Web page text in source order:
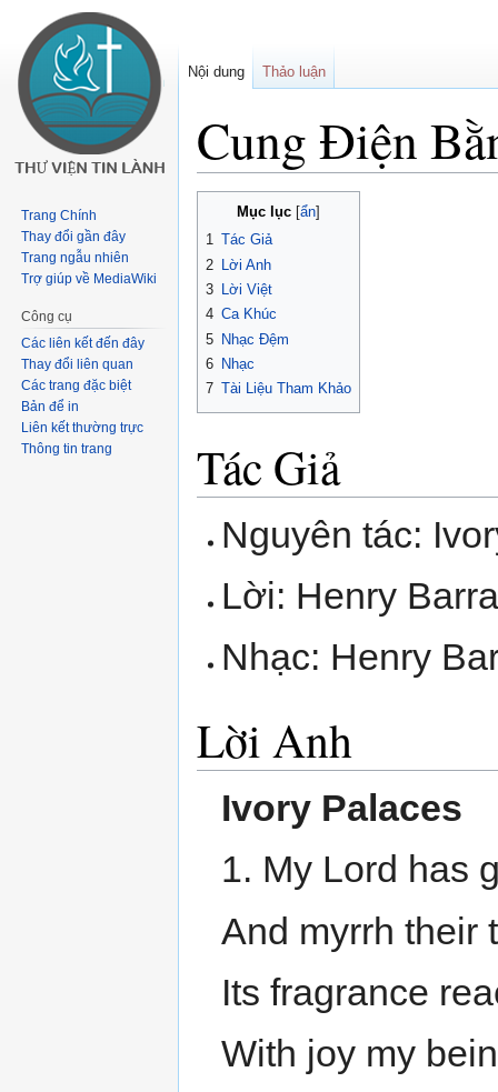
Cung Điện
hướng
kiếm
Mục lục
1 Tác Giả
2
Lời Anh
3 Lời Việt
4 Ca Khúc
5 Nhạc Đệm
6 Nhạc
7 Tài Liệu Tham Khảo
Tác Giả
Nguyên tác:
Lời: Henry
Nhạc: Henry
Lời Anh
Ivory Palaces
1. My Lord has
And myrrh their
Its fragrance
With joy my
Nội dung Thảo luận
Trang Chính
Thay đổi gần đây
Trang ngẫu nhiên
Trợ giúp về MediaWiki
Công cụ
Các liên kết đến đây
Thay đổi liên quan
Các trang đặc biệt
Bản để in
Liên kết thường trực
Thông tin trang